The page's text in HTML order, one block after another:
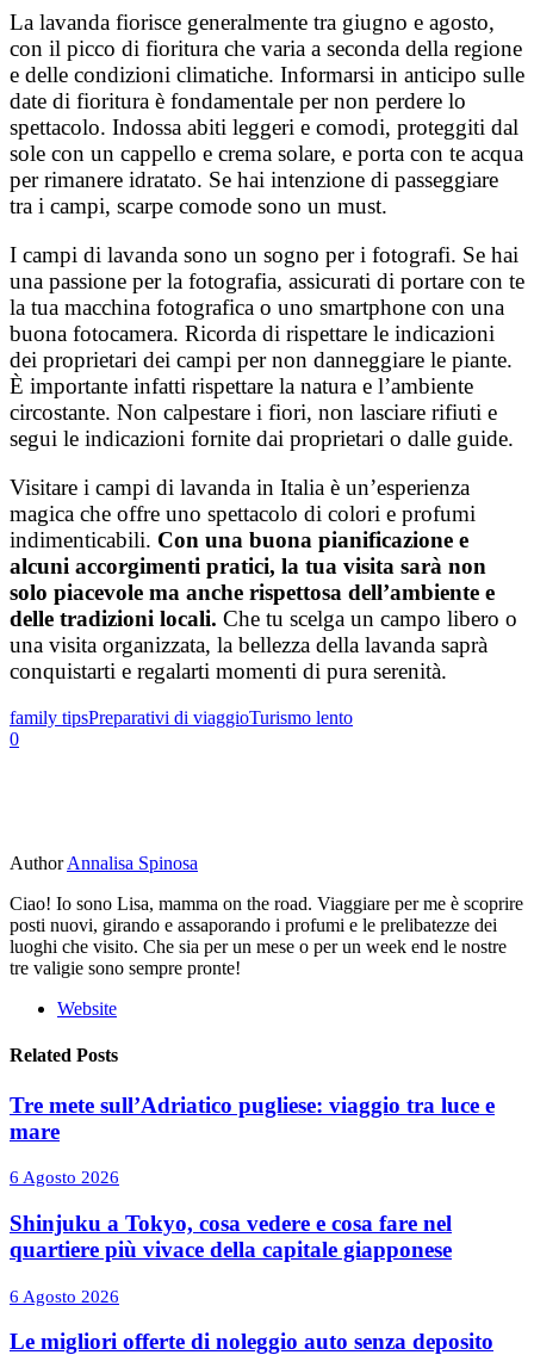
La lavanda fiorisce generalmente tra giugno e agosto,
con il picco di fioritura che varia a seconda della regione
e delle condizioni climatiche. Informarsi in anticipo sulle
date di fioritura è fondamentale per non perdere lo
spettacolo. Indossa abiti leggeri e comodi, proteggiti dal
sole con un cappello e crema solare, e porta con te acqua
per rimanere idratato. Se hai intenzione di passeggiare
tra i campi, scarpe comode sono un must.
I campi di lavanda sono un sogno per i fotografi. Se hai
una passione per la fotografia, assicurati di portare con te
la tua macchina fotografica o uno smartphone con una
buona fotocamera. Ricorda di rispettare le indicazioni
dei proprietari dei campi per non danneggiare le piante.
È importante infatti rispettare la natura e l’ambiente
circostante. Non calpestare i fiori, non lasciare rifiuti e
segui le indicazioni fornite dai proprietari o dalle guide.
Visitare i campi di lavanda in Italia è un’esperienza
magica che offre uno spettacolo di colori e profumi
indimenticabili. Con una buona pianificazione e
alcuni accorgimenti pratici, la tua visita sarà non
solo piacevole ma anche rispettosa dell’ambiente e
delle tradizioni locali. Che tu scelga un campo libero o
una visita organizzata, la bellezza della lavanda saprà
conquistarti e regalarti momenti di pura serenità.
family tipsPreparativi di viaggioTurismo lento
0
Author Annalisa Spinosa
Ciao! Io sono Lisa, mamma on the road. Viaggiare per me è scoprire
posti nuovi, girando e assaporando i profumi e le prelibatezze dei
luoghi che visito. Che sia per un mese o per un week end le nostre
tre valigie sono sempre pronte!
Website
Related Posts
Tre mete sull’Adriatico pugliese: viaggio tra luce e
mare
6 Agosto 2026
Shinjuku a Tokyo, cosa vedere e cosa fare nel
quartiere più vivace della capitale giapponese
6 Agosto 2026
Le migliori offerte di noleggio auto senza deposito